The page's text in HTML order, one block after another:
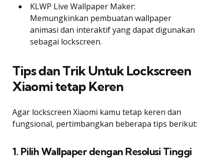
KLWP Live Wallpaper Maker:
Memungkinkan pembuatan wallpaper
animasi dan interaktif yang dapat digunakan
sebagai lockscreen.
Tips dan Trik Untuk Lockscreen
Xiaomi tetap Keren
Agar lockscreen Xiaomi kamu tetap keren dan
fungsional, pertimbangkan beberapa tips berikut:
1. Pilih Wallpaper dengan Resolusi Tinggi